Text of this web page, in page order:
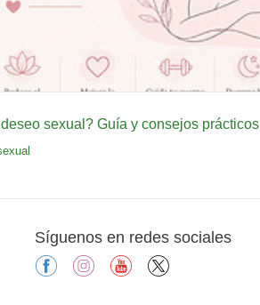
sexual? Guía y consejos prácticos
Síguenos en redes sociales
facebookinstagramyoutube